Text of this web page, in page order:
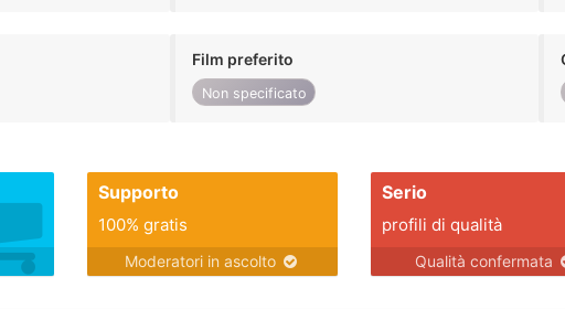
Film preferito
Non specificato
Supporto
100% gratis
Moderatori in ascolto
Serio
profili di qualità
Qualità confermata